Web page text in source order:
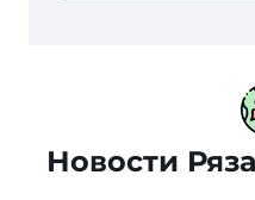
Новости